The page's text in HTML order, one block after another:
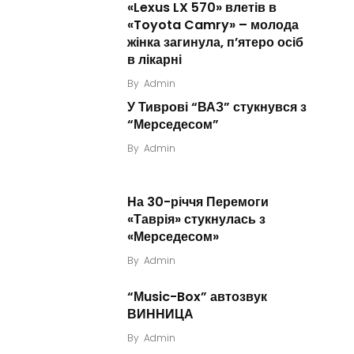
«Lexus LX 570» влетів в
«Toyota Camry» – молода
жінка загинула, п’ятеро осіб
в лікарні
By Admin
У Тиврові “ВАЗ” стукнувся з
“Мерседесом”
By Admin
На 30-річчя Перемоги
«Таврія» стукнулась з
«Мерседесом»
By Admin
“Мusic-Box” автозвук
ВИННИЦА
By Admin